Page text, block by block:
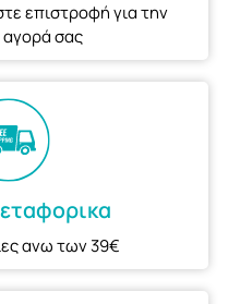
επιστροφή για την
σας
ανω των 39€